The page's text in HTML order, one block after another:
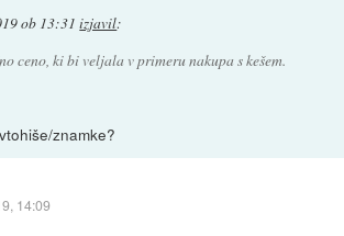
ob 13:31 izjavil:
ceno, ki bi veljala v primeru nakupa s kešem.
znamke?
14:09